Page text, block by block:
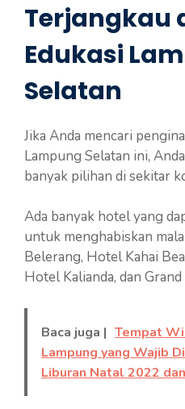
Terjangkau
Edukasi
Selatan
Jika Anda mencari
Lampung Selatan ini,
banyak pilihan di sekitar
Ada banyak hotel yang
untuk menghabiskan
Belerang, Hotel Kahai
Hotel Kalianda, dan
Baca juga | Tempat
Lampung yang Wajib
Liburan Natal 2022